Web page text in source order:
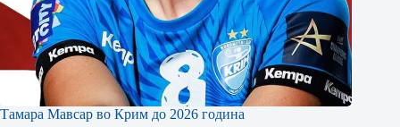
Тамара Мавсар во Крим до 2026 година